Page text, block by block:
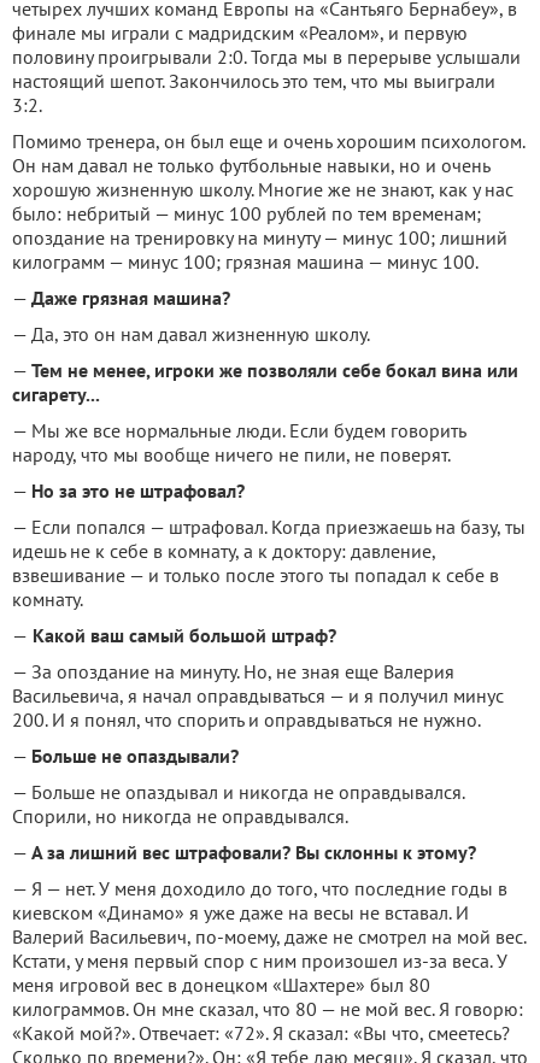
четырех лучших команд Европы на «Сантьяго Бернабеу», в
финале мы играли с мадридским «Реалом», и первую
половину проигрывали 2:0. Тогда мы в перерыве услышали
настоящий шепот. Закончилось это тем, что мы выиграли
3:2.
Помимо тренера, он был еще и очень хорошим психологом.
Он нам давал не только футбольные навыки, но и очень
хорошую жизненную школу. Многие же не знают, как у нас
было: небритый — минус 100 рублей по тем временам;
опоздание на тренировку на минуту — минус 100; лишний
килограмм — минус 100; грязная машина — минус 100.
— Даже грязная машина?
— Да, это он нам давал жизненную школу.
— Тем не менее, игроки же позволяли себе бокал вина или
сигарету...
— Мы же все нормальные люди. Если будем говорить
народу, что мы вообще ничего не пили, не поверят.
— Но за это не штрафовал?
— Если попался — штрафовал. Когда приезжаешь на базу, ты
идешь не к себе в комнату, а к доктору: давление,
взвешивание — и только после этого ты попадал к себе в
комнату.
— Какой ваш самый большой штраф?
— За опоздание на минуту. Но, не зная еще Валерия
Васильевича, я начал оправдываться — и я получил минус
200. И я понял, что спорить и оправдываться не нужно.
— Больше не опаздывали?
— Больше не опаздывал и никогда не оправдывался.
Спорили, но никогда не оправдывался.
— А за лишний вес штрафовали? Вы склонны к этому?
— Я — нет. У меня доходило до того, что последние годы в
киевском «Динамо» я уже даже на весы не вставал. И
Валерий Васильевич, по-моему, даже не смотрел на мой вес.
Кстати, у меня первый спор с ним произошел из-за веса. У
меня игровой вес в донецком «Шахтере» был 80
килограммов. Он мне сказал, что 80 — не мой вес. Я говорю:
«Какой мой?». Отвечает: «72». Я сказал: «Вы что, смеетесь?
Сколько по времени?». Он: «Я тебе даю месяц». Я сказал, что